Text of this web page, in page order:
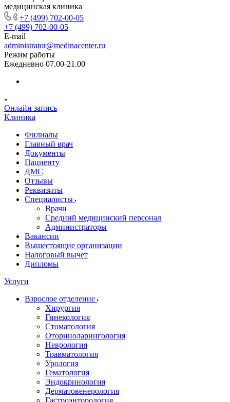
медицинская клиника
+7 (499) 702-00-05
+7 (499) 702-00-05
E-mail
administrator@medinacenter.ru
Режим работы
Ежедневно 07.00-21.00
Онлайн запись
Клиника
Филиалы
Главный врач
Документы
Пациенту
ДМС
Отзывы
Реквизиты
Специалисты
Врачи
Средний медицинский персонал
Администраторы
Вакансии
Вышестоящие организации
Налоговый вычет
Дипломы
Услуги
Взрослое отделение
Хирургия
Гинекология
Стоматология
Оториноларингология
Неврология
Травматология
Урология
Гематология
Эндокринология
Дерматовенерология
Гастроэнторология